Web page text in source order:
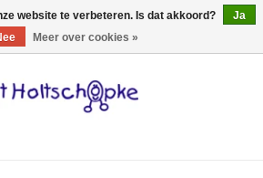
0 Artikelen - €0,00
website te verbeteren. Is dat akkoord?
Ja
Meer over cookies »